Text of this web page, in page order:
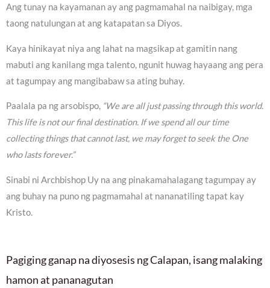
Ang tunay na kayamanan ay ang pagmamahal na naibigay, mga
taong natulungan at ang katapatan sa Diyos.
Kaya hinikayat niya ang lahat na magsikap at gamitin nang
mabuti ang kanilang mga talento, ngunit huwag hayaang ang pera
at tagumpay ang mangibabaw sa ating buhay.
Paalala pa ng arsobispo, “We are all just passing through this world.
This life is not our final destination. If we spend all our time
collecting things that cannot last, we may forget to seek the One
who lasts forever.”
Sinabi ni Archbishop Uy na ang pinakamahalagang tagumpay ay
ang buhay na puno ng pagmamahal at nananatiling tapat kay
Kristo.
Pagiging ganap na diyosesis ng Calapan, isang malaking
hamon at pananagutan